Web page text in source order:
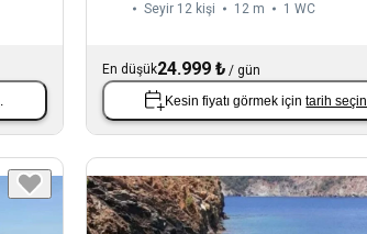
.
Seyir 12 kişi 12 m 1 WC
En düşük24.999 ₺/ gün
Kesin fiyatı görmek içintarih seçin